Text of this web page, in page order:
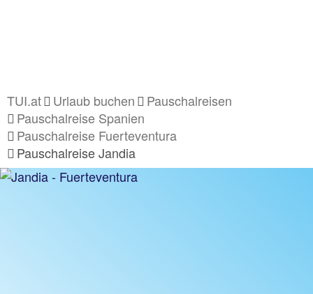
TUI.at Urlaub buchen
Pauschalreisen
Pauschalreise Spanien
Pauschalreise Fuerteventura
Pauschalreise Jandia